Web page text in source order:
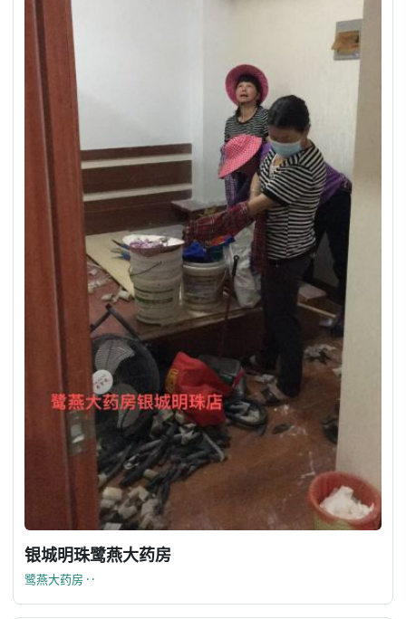
银城明珠鹭燕大药房
鹭燕大药房 · ·